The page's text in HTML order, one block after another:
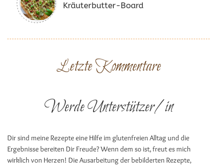
Kräuterbutter-Board
Letzte Kommentare
Werde Unterstützer/in
Dir sind meine Rezepte eine Hilfe im glutenfreien Alltag und die
Ergebnisse bereiten Dir Freude? Wenn dem so ist, freut es mich
wirklich von Herzen! Die Ausarbeitung der bebilderten Rezepte,